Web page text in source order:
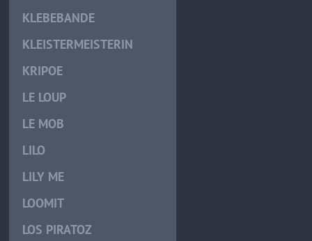
KLEBEBANDE
KLEISTERMEISTERIN
KRIPOE
LE LOUP
LE MOB
LILO
LILY ME
LOOMIT
LOS PIRATOZ